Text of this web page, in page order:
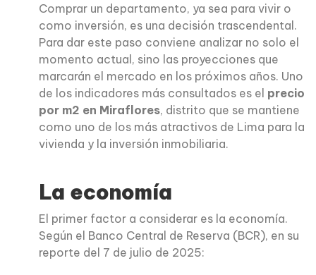
Comprar un departamento, ya sea para vivir o
como inversión, es una decisión trascendental.
Para dar este paso conviene analizar no solo el
momento actual, sino las proyecciones que
marcarán el mercado en los próximos años. Uno
de los indicadores más consultados es el precio
por m2 en Miraflores, distrito que se mantiene
como uno de los más atractivos de Lima para la
vivienda y la inversión inmobiliaria.
La economía
El primer factor a considerar es la economía.
Según el Banco Central de Reserva (BCR), en su
reporte del 7 de julio de 2025: